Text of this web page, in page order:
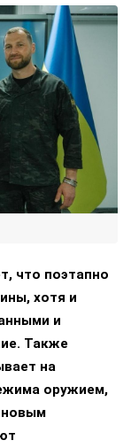
что поэтапно
хотя и
и
Также
на
оружием,
новым